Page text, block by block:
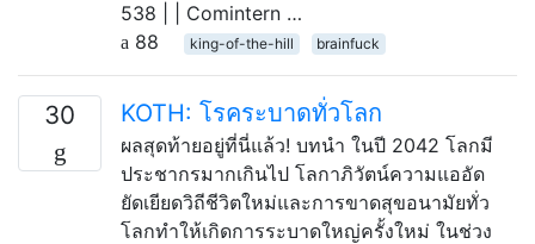
538 | | Comintern …
88
king-of-the-hill brainfuck
30 KOTH: โรคระบาดทั่วโลก
ผลสุดท้ายอยู่ที่นี่แล้ว! บทนำ ในปี 2042 โลกมี
ประชากรมากเกินไป โลกาภิวัตน์ความแออัด
ยัดเยียดวิถีชีวิตใหม่และการขาดสุขอนามัยทั่ว
โลกทำให้เกิดการระบาดใหญ่ครั้งใหม่ ในช่วง